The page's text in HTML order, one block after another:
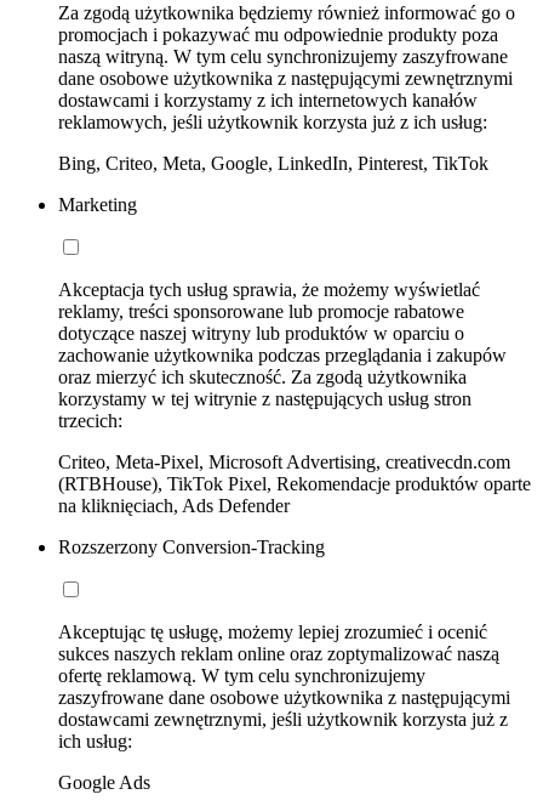
Za zgodą użytkownika będziemy również informować go o
promocjach i pokazywać mu odpowiednie produkty poza
naszą witryną. W tym celu synchronizujemy zaszyfrowane
dane osobowe użytkownika z następującymi zewnętrznymi
dostawcami i korzystamy z ich internetowych kanałów
reklamowych, jeśli użytkownik korzysta już z ich usług:
Bing, Criteo, Meta, Google, LinkedIn, Pinterest, TikTok
Marketing
Akceptacja tych usług sprawia, że możemy wyświetlać
reklamy, treści sponsorowane lub promocje rabatowe
dotyczące naszej witryny lub produktów w oparciu o
zachowanie użytkownika podczas przeglądania i zakupów
oraz mierzyć ich skuteczność. Za zgodą użytkownika
korzystamy w tej witrynie z następujących usług stron
trzecich:
Criteo, Meta-Pixel, Microsoft Advertising, creativecdn.com
(RTBHouse), TikTok Pixel, Rekomendacje produktów oparte
na kliknięciach, Ads Defender
Rozszerzony Conversion-Tracking
Akceptując tę usługę, możemy lepiej zrozumieć i ocenić
sukces naszych reklam online oraz zoptymalizować naszą
ofertę reklamową. W tym celu synchronizujemy
zaszyfrowane dane osobowe użytkownika z następującymi
dostawcami zewnętrznymi, jeśli użytkownik korzysta już z
ich usług:
Google Ads